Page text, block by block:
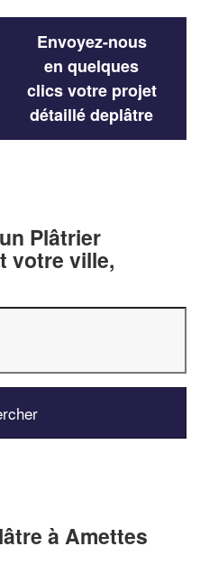
Envoyez-nous
en quelques
clics votre projet
détaillé deplâtre
Plâtrier
votre ville,
à Amettes
votrechiffre